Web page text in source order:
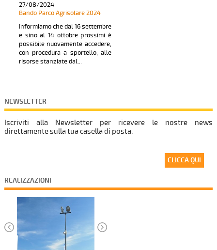
27/08/2024
Bando Parco Agrisolare 2024
Informiamo che dal 16 settembre
e sino al 14 ottobre prossimi è
possibile nuovamente accedere,
con procedura a sportello, alle
risorse stanziate dal...
Informiamo che dal 16 settembre
e sino al 14 ottobre prossimi è
con procedura a sportello, alle
risorse stanziate dal...
NEWSLETTER
Iscriviti alla Newsletter per ricevere le nostre news
direttamente sulla tua casella di posta.
CLICCA QUI
REALIZZAZIONI